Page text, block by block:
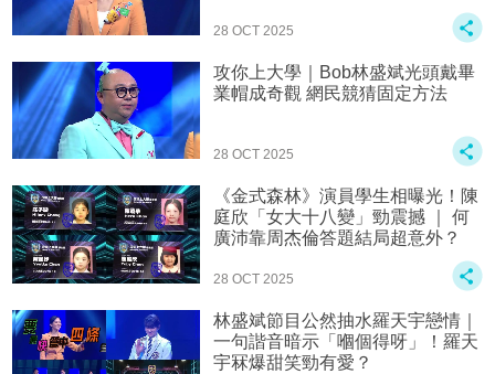
28 OCT 2025
攻你上大學｜Bob林盛斌光頭戴畢
業帽成奇觀 網民競猜固定方法
28 OCT 2025
《金式森林》演員學生相曝光！陳
庭欣「女大十八變」勁震撼 ｜ 何
廣沛靠周杰倫答題結局超意外？
28 OCT 2025
林盛斌節目公然抽水羅天宇戀情｜
一句諧音暗示「嗰個得呀」！羅天
宇冧爆甜笑勁有愛？